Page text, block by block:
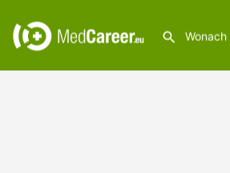
Warning: Undefined array key "medium" in